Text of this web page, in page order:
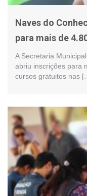
Naves do
para mais de
A Secretaria
abriu inscrições para
cursos gratuitos nas